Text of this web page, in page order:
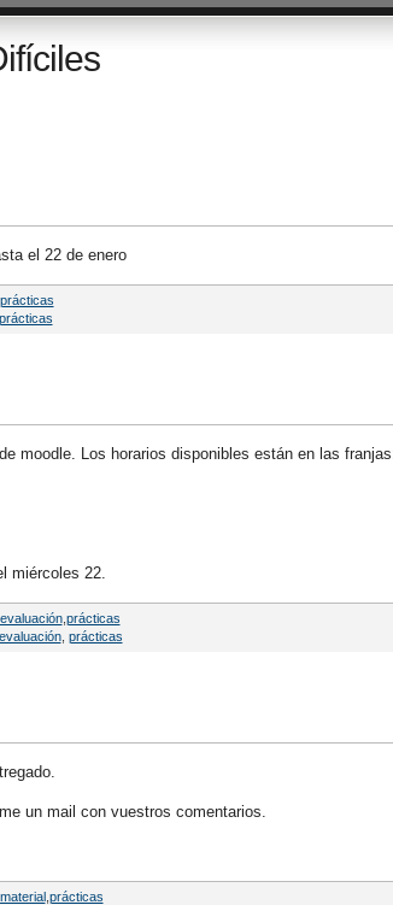
el 22 de enero
prácticas
prácticas
moodle. Los horarios disponibles están en las
miércoles 22.
evaluación, prácticas
evaluación, prácticas
un mail con vuestros comentarios.
material, prácticas